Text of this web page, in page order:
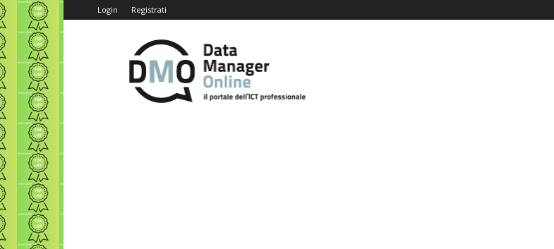
Login Registrati
Data
Manager
Online